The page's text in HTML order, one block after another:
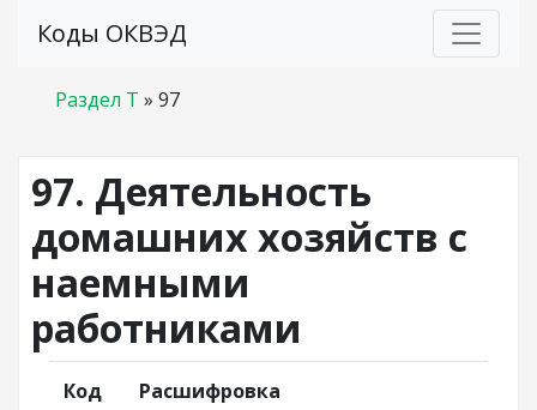
Коды ОКВЭД
Раздел T » 97
97. Деятельность
домашних хозяйств с
наемными
работниками
Код Расшифровка